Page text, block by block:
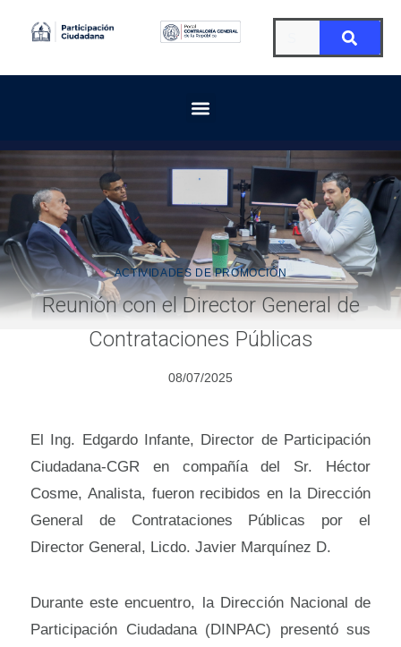
ACTIVIDADES DE PROMOCIÓN
Reunión con el Director General de
Contrataciones Públicas
08/07/2025
El Ing. Edgardo Infante, Director de Participación
Ciudadana-CGR en compañía del Sr. Héctor
Cosme, Analista, fueron recibidos en la Dirección
General de Contrataciones Públicas por el
Director General, Licdo. Javier Marquínez D.
Durante este encuentro, la Dirección Nacional de
Participación Ciudadana (DINPAC) presentó sus